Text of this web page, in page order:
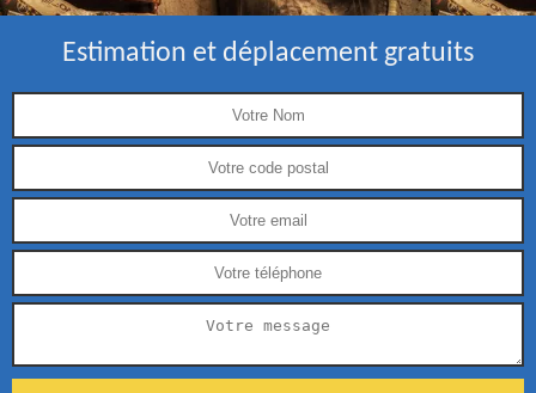
Estimation et déplacement gratuits